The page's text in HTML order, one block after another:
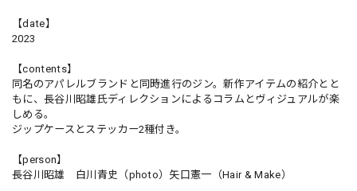
【date】
2023
【contents】
同名のアパレルブランドと同時進行のジン。新作アイテムの紹介とと
もに、長谷川昭雄氏ディレクションによるコラムとヴィジュアルが楽
しめる。
ジップケースとステッカー2種付き。
【person】
長谷川昭雄 白川青史（photo）矢口憲一（Hair & Make）